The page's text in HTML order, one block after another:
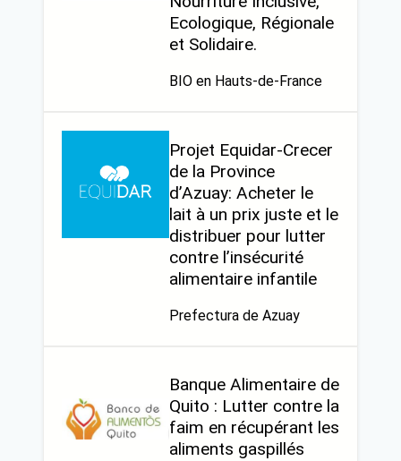
Ecologique, Régionale
et Solidaire.
BIO en Hauts-de-France
Projet Equidar-Crecer
de la Province
d’Azuay: Acheter le
lait à un prix juste et le
distribuer pour lutter
contre l’insécurité
alimentaire infantile
Prefectura de Azuay
Banque Alimentaire de
Quito : Lutter contre la
faim en récupérant les
aliments gaspillés